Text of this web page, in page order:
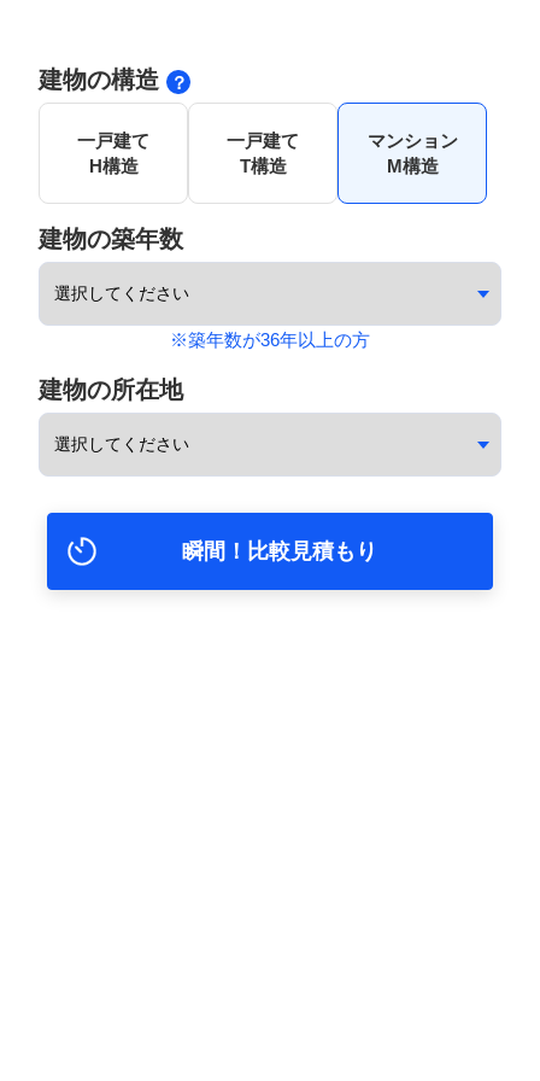
建物の構造
一戸建て
H構造
一戸建て
T構造
マンション
M構造
建物の築年数
※築年数が36年以上の方
建物の所在地
瞬間！比較見積もり